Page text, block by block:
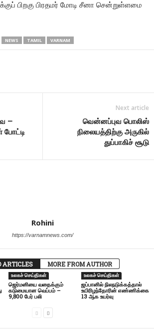
பிறகு பிரதமர் மோடி சீனா சென்றுள்ளமை
NEWS TAMIL VARNAM
–
போட்டி
Next article
வென்னப்புவ பொலிஸ்
நிலையத்திற்கு அருகில்
துப்பாகிச் சூடு
Rohini
https://varnamnews.com/
ARTICLES MORE FROM AUTHOR
உலகச் செய்திகள்
ஜெர்மனியை வதைக்கும்
கடுமையான வெப்பம் –
9,800 பேர் பலி
உலகச் செய்திகள்
ஜப்பானில் நிலநடுக்கத்தால்
உயிரிழந்தோரின் எண்ணிக்கை
13 ஆக உயர்வு